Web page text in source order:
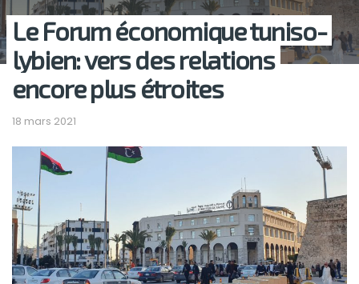
Le Forum économique tuniso-
lybien: vers des relations
encore plus étroites
18 mars 2021